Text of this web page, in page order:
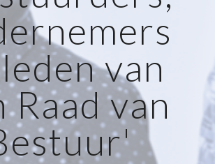
van
Raad van